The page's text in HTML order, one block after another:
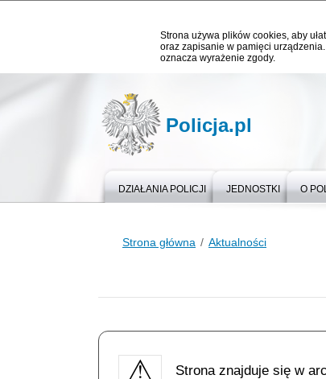
Strona używa plików cookies, aby
oraz zapisanie w pamięci
oznacza wyrażenie zgody.
Policja.pl
DZIAŁANIA POLICJI JEDNOSTKI O
Strona główna Aktualności
Strona znajduje się w